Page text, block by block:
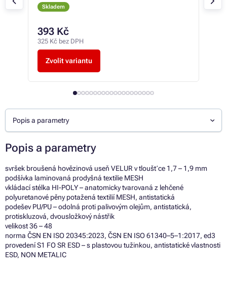
Skladem
393 Kč
325 Kč bez DPH
Zvolit variantu
Popis a parametry
Popis a parametry
svršek broušená hovězinová useň VELUR v tloušťce 1,7 – 1,9 mm
podšívka laminovaná prodyšná textilie MESH
vkládací stélka HI-POLY – anatomicky tvarovaná z lehčené
polyuretanové pěny potažená textilií MESH, antistatická
podešev PU/PU – odolná proti palivovým olejům, antistatická,
protiskluzová, dvousložkový nástřik
velikost 36 – 48
norma ČSN EN ISO 20345:2023, ČSN EN ISO 61340–5–1:2017, ed3
provedení S1 FO SR ESD – s plastovou tužinkou, antistatické vlastnosti
ESD, NON METALIC